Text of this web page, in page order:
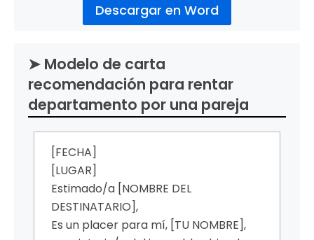
Descargar en Word
➤ Modelo de carta
recomendación para rentar
departamento por una pareja
[FECHA]
[LUGAR]
Estimado/a [NOMBRE DEL
DESTINATARIO],
Es un placer para mí, [TU NOMBRE],